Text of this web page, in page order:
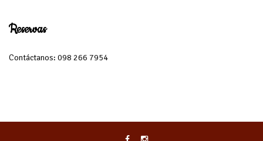
Reservas
Contáctanos: 098 266 7954